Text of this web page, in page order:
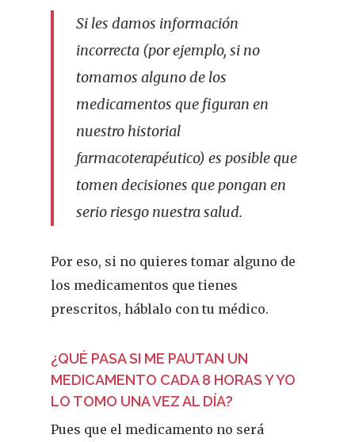
Si les damos información
incorrecta (por ejemplo, si no
tomamos alguno de los
medicamentos que figuran en
nuestro historial
farmacoterapéutico) es posible que
tomen decisiones que pongan en
serio riesgo nuestra salud.
Por eso, si no quieres tomar alguno de
los medicamentos que tienes
prescritos, háblalo con tu médico.
¿QUÉ PASA SI ME PAUTAN UN
MEDICAMENTO CADA 8 HORAS Y YO
LO TOMO UNA VEZ AL DÍA?
Pues que el medicamento no será